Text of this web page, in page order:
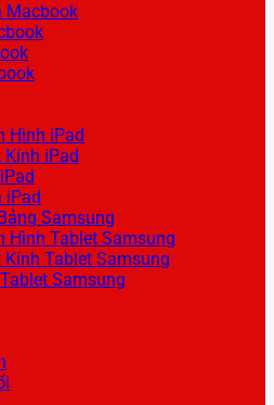
Macbook
Hình iPad
iPad
iPad
Samsung
Hình Tablet Samsung
Tablet Samsung
Samsung